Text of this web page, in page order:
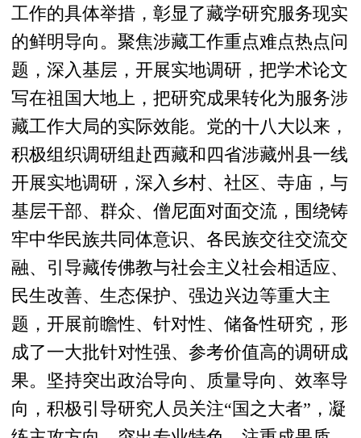
工作的具体举措，彰显了藏学研究服务现实
的鲜明导向。聚焦涉藏工作重点难点热点问
题，深入基层，开展实地调研，把学术论文
写在祖国大地上，把研究成果转化为服务涉
藏工作大局的实际效能。党的十八大以来，
积极组织调研组赴西藏和四省涉藏州县一线
开展实地调研，深入乡村、社区、寺庙，与
基层干部、群众、僧尼面对面交流，围绕铸
牢中华民族共同体意识、各民族交往交流交
融、引导藏传佛教与社会主义社会相适应、
民生改善、生态保护、强边兴边等重大主
题，开展前瞻性、针对性、储备性研究，形
成了一大批针对性强、参考价值高的调研成
果。坚持突出政治导向、质量导向、效率导
向，积极引导研究人员关注“国之大者”，凝